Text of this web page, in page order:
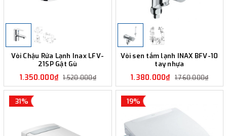
Vòi Chậu Rửa Lạnh Inax LFV-
21SP Gật Gù
1.350.000₫ 1.520.000₫
Vòi sen tắm lạnh INAX BFV-10
tay nhựa
1.380.000₫ 1.760.000₫
31% 19%